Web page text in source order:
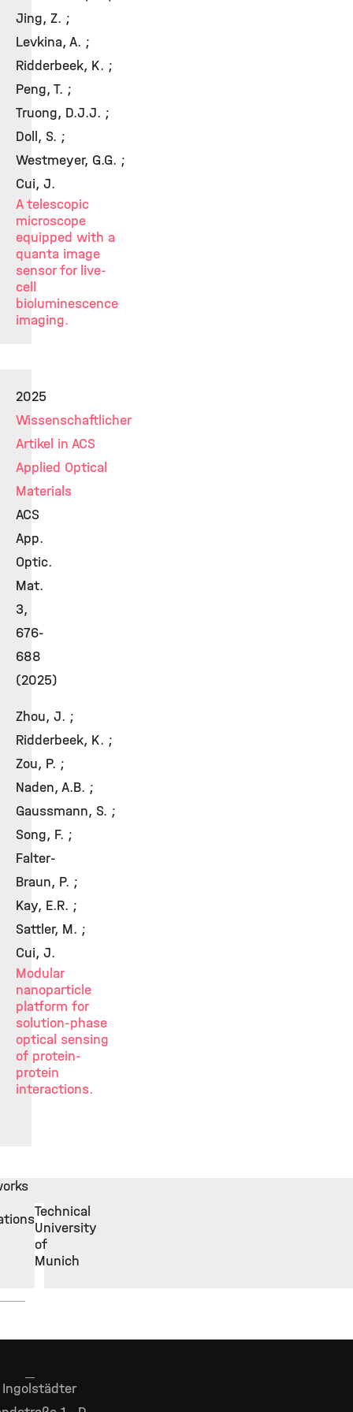
Jing, Z. ;
Levkina, A. ;
Ridderbeek, K. ;
Peng, T. ;
Truong, D.J.J. ;
Doll, S. ;
Westmeyer, G.G. ;
Cui, J.
A telescopic
microscope
equipped with a
quanta image
sensor for live-
cell
bioluminescence
imaging.
2025
Wissenschaftlicher
Artikel in ACS
Applied Optical
Materials
ACS
App.
Optic.
Mat.
3,
676-
688
(2025)
Zhou, J. ;
Ridderbeek, K. ;
Zou, P. ;
Naden, A.B. ;
Gaussmann, S. ;
Song, F. ;
Falter-
Braun, P. ;
Kay, E.R. ;
Sattler, M. ;
Cui, J.
Modular
nanoparticle
platform for
solution-phase
optical sensing
of protein-
protein
interactions.
Technical
University
of
Munich
Ingolstädter